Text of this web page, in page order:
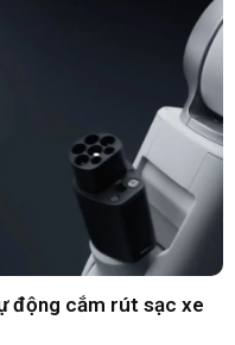
Smart Pro với màn
động cắm rút sạc xe